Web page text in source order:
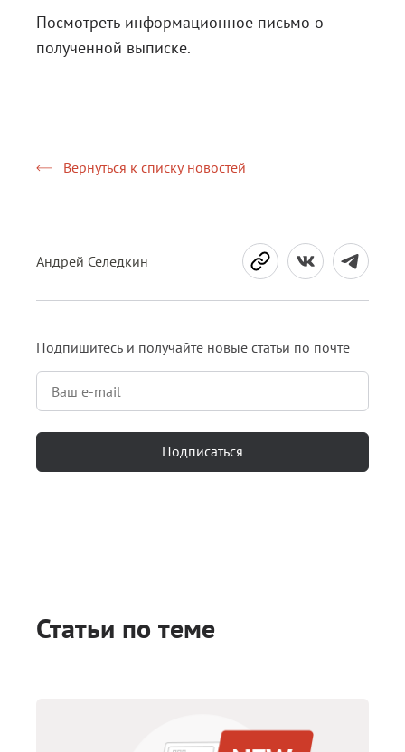
Посмотреть информационное письмо о
полученной выписке.
Вернуться к списку новостей
Андрей Селедкин
Подпишитесь и получайте новые статьи по почте
Подписаться
Статьи по теме